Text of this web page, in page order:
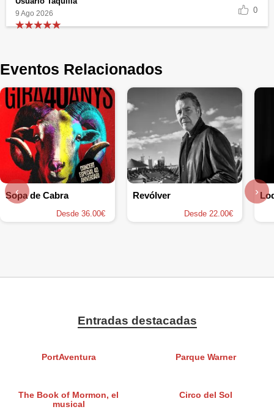
9 Ago 2026 0
Eventos Relacionados
Sopa de Cabra
Desde 36.00€
Revólver
Desde 22.00€
‹ ›
Entradas destacadas
PortAventura Parque Warner
The Book of Mormon, el
musical
Circo del Sol